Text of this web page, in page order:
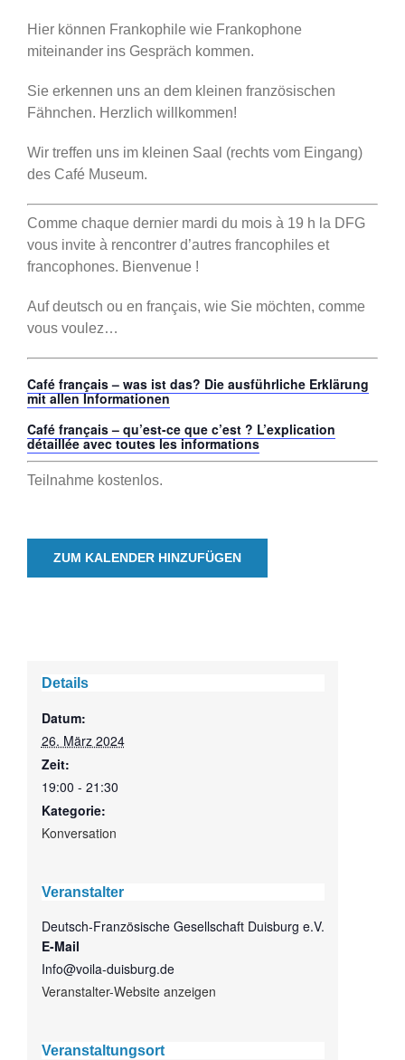
Hier können Frankophile wie Frankophone
miteinander ins Gespräch kommen.
Sie erkennen uns an dem kleinen französischen
Fähnchen. Herzlich willkommen!
Wir treffen uns im kleinen Saal (rechts vom Eingang)
des Café Museum.
Comme chaque dernier mardi du mois à 19 h la DFG
vous invite à rencontrer d’autres francophiles et
francophones. Bienvenue !
Auf deutsch ou en français, wie Sie möchten, comme
vous voulez…
Café français – was ist das? Die ausführliche Erklärung
mit allen Informationen
Café français – qu’est-ce que c’est ? L’explication
détaillée avec toutes les informations
Teilnahme kostenlos.
ZUM KALENDER HINZUFÜGEN
Details
Datum:
26. März 2024
Zeit:
19:00 - 21:30
Kategorie:
Konversation
Veranstalter
Deutsch-Französische Gesellschaft Duisburg e.V.
E-Mail
Info@voila-duisburg.de
Veranstalter-Website anzeigen
Veranstaltungsort